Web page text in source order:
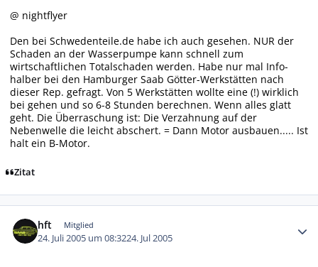
@ nightflyer
Den bei Schwedenteile.de habe ich auch gesehen. NUR der
Schaden an der Wasserpumpe kann schnell zum
wirtschaftlichen Totalschaden werden. Habe nur mal Info-
halber bei den Hamburger Saab Götter-Werkstätten nach
dieser Rep. gefragt. Von 5 Werkstätten wollte eine (!) wirklich
bei gehen und so 6-8 Stunden berechnen. Wenn alles glatt
geht. Die Überraschung ist: Die Verzahnung auf der
Nebenwelle die leicht abschert. = Dann Motor ausbauen..... Ist
halt ein B-Motor.
Zitat
hft Mitglied
24. Juli 2005 um 08:3224. Jul 2005